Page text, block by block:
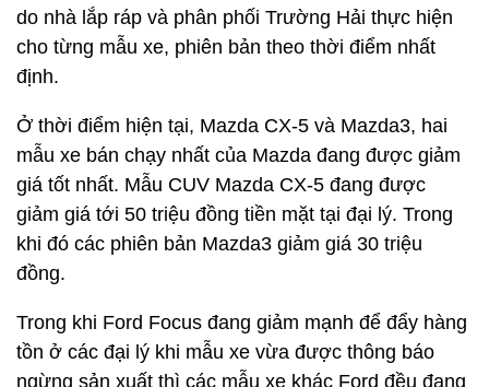
do nhà lắp ráp và phân phối Trường Hải thực hiện
cho từng mẫu xe, phiên bản theo thời điểm nhất
định.
Ở thời điểm hiện tại, Mazda CX-5 và Mazda3, hai
mẫu xe bán chạy nhất của Mazda đang được giảm
giá tốt nhất. Mẫu CUV Mazda CX-5 đang được
giảm giá tới 50 triệu đồng tiền mặt tại đại lý. Trong
khi đó các phiên bản Mazda3 giảm giá 30 triệu
đồng.
Trong khi Ford Focus đang giảm mạnh để đẩy hàng
tồn ở các đại lý khi mẫu xe vừa được thông báo
ngừng sản xuất thì các mẫu xe khác Ford đều đang